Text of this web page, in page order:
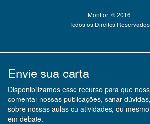
Montfort © 2016
Todos os Direitos Reservados
Envie sua carta
Disponibilizamos esse recurso para que
comentar nossas publicações, sanar
sobre nossas aulas ou atividades, ou
em debate.